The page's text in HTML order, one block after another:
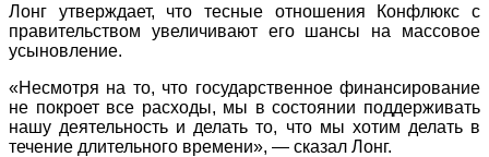
Лонг утверждает, что тесные отношения Конфлюкс с
правительством увеличивают его шансы на массовое
усыновление.
«Несмотря на то, что государственное финансирование
не покроет все расходы, мы в состоянии поддерживать
нашу деятельность и делать то, что мы хотим делать в
течение длительного времени», — сказал Лонг.